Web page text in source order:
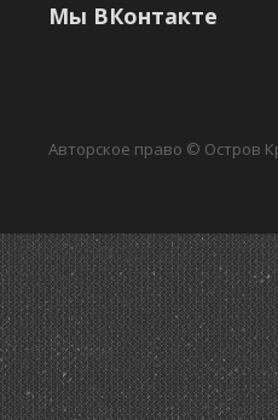
Мы ВКонтакте
Авторское право © Остров